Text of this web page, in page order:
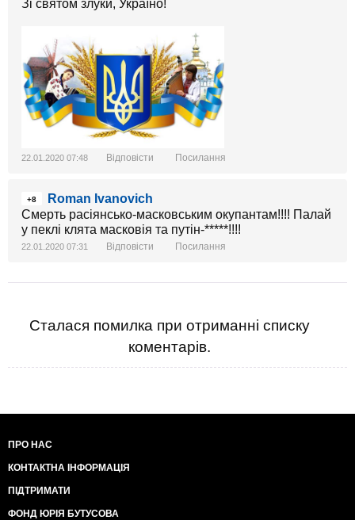
Зі святом злуки, Україно!
22.01.2020 07:48 Відповісти Посилання
+8
Roman Ivanovich
Смерть расіянсько-масковським окупантам!!!! Палай
у пеклі клята масковія та путін-*****!!!!
22.01.2020 07:31 Відповісти Посилання
Сталася помилка при отриманні списку
коментарів.
ПРО НАС
КОНТАКТНА ІНФОРМАЦІЯ
ПІДТРИМАТИ
ФОНД ЮРІЯ БУТУСОВА